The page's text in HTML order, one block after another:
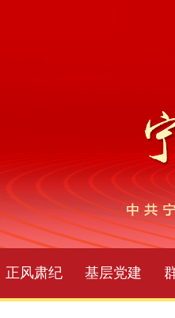
正风肃纪 基层党建